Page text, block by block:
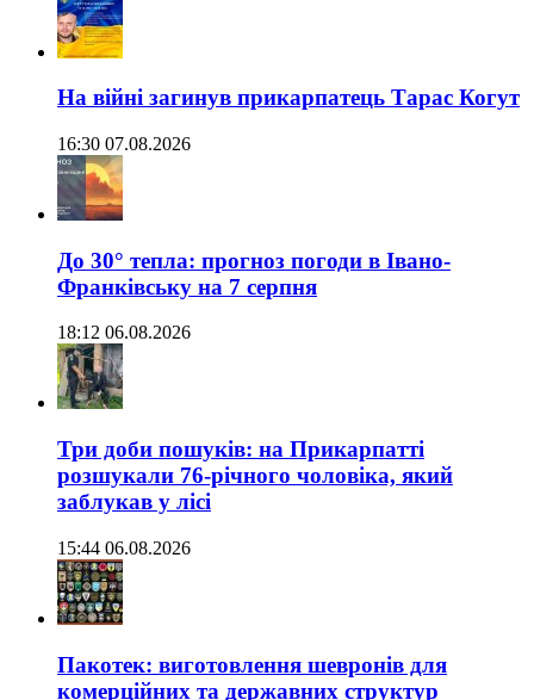
На війні загинув прикарпатець Тарас Когут
16:30 07.08.2026
До 30° тепла: прогноз погоди в Івано-
Франківську на 7 серпня
18:12 06.08.2026
Три доби пошуків: на Прикарпатті
розшукали 76-річного чоловіка, який
заблукав у лісі
15:44 06.08.2026
Пакотек: виготовлення шевронів для
комерційних та державних структур